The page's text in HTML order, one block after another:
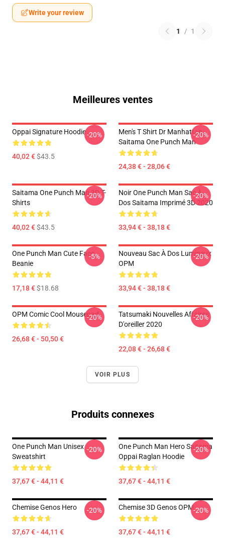
Write your review
1 / 1
Meilleures ventes
Oppai Signature Hoodie
40,02 €$43.5
-20%
Men's T Shirt Dr Manhattan
Saitama One Punch Man
24,38 € - 28,06 €
-20%
Saitama One Punch Man 3D T-
Shirts
40,02 €$43.5
-20%
Noir One Punch Man Sac À
Dos Saitama Imprimé 3D 2020
33,94 € - 38,18 €
-20%
One Punch Man Cute Face
Beanie
17,18 €$18.68
-5%
Nouveau Sac À Dos Lumineux
OPM
33,94 € - 38,18 €
-20%
OPM Comic Cool Mousepad
26,68 € - 50,50 €
-20%
Tatsumaki Nouvelles Affaires
D'oreiller 2020
22,08 € - 26,68 €
-20%
VOIR PLUS
Produits connexes
One Punch Man Unisex
Sweatshirt
37,67 € - 44,11 €
-20%
One Punch Man Hero Saitama
Oppai Raglan Hoodie
37,67 € - 44,11 €
-20%
Chemise Genos Hero
37,67 € - 44,11 €
-20% Chemise 3D Genos OPM
37,67 € - 44,11 €
-20%